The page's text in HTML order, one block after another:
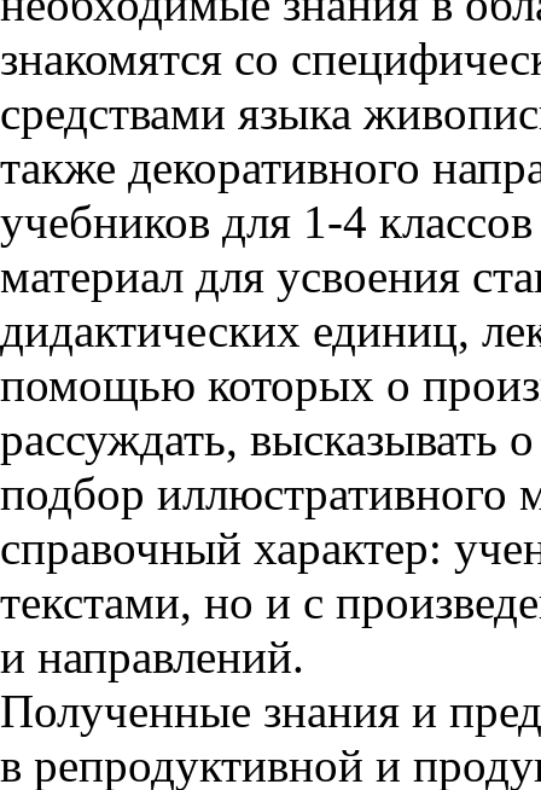
знакомятся со
средствами языка
также декоративного
учебников для 1-4
материал для усвоения
дидактических единиц,
помощью которых о
рассуждать,
подбор иллюстративного
справочный характер:
текстами, но и с
и направлений.
Полученные знания и
в репродуктивной и